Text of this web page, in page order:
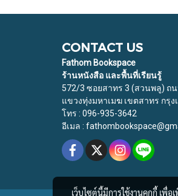
CONTACT US
Fathom Bookspace
ร้านหนังสือ และพื้นที่เรียนรู้
572/3 ซอยสาทร 3 (สวนพลู) ถ
แขวงทุ่งมหาเมฆ เขตสาทร กรุง
โทร : 096-935-3642
อีเมล :
เว็บไซต์นี้มีการใช้งานคุกกี้ เพื่